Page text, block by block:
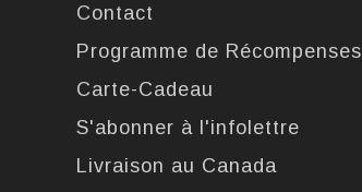
Contact
Programme de Récompenses
Carte-Cadeau
S'abonner à l'infolettre
Livraison au Canada